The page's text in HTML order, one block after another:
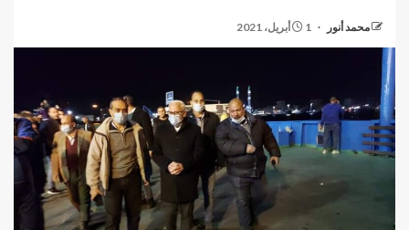
محمد أنور 1 أبريل، 2021